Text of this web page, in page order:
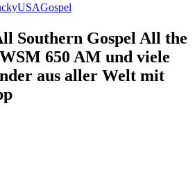
USAGospel
Southern Gospel All the
650 AM und viele
aus aller Welt mit